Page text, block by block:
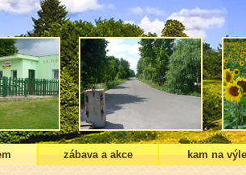
zábava a akce kam na